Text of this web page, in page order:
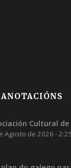
Cultural de
Agosto de 2026 -